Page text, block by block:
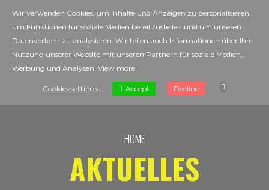
HOME
AKTUELLES
Wir verwenden Cookies, um Inhalte und Anzeigen zu personalisieren,
um Funktionen für soziale Medien bereitzustellen und um unseren
Datenverkehr zu analysieren. Wir teilen auch Informationen über Ihre
Nutzung unserer Website mit unseren Partnern für soziale Medien,
Werbung und Analysen. View more
Cookies settings Accept Decline